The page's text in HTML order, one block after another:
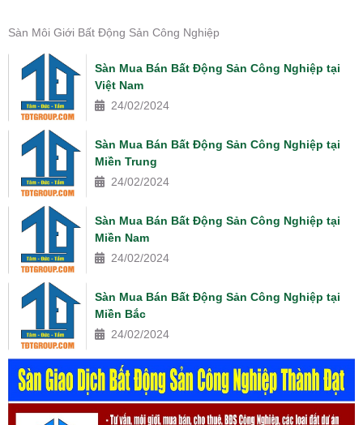
Sàn Môi Giới Bất Động Sản Công Nghiệp
Sàn Mua Bán Bất Động Sản Công Nghiệp tại
Việt Nam
24/02/2024
Sàn Mua Bán Bất Động Sản Công Nghiệp tại
Miền Trung
24/02/2024
Sàn Mua Bán Bất Động Sản Công Nghiệp tại
Miền Nam
24/02/2024
Sàn Mua Bán Bất Động Sản Công Nghiệp tại
Miền Bắc
24/02/2024